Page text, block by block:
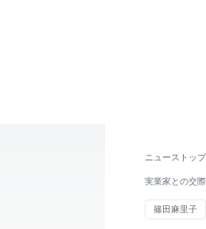
ニューストップ
実業家との交
篠田麻里子